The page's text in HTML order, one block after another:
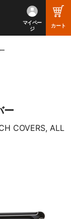
マイペー
ジ
カート
ー
COVERS, ALL